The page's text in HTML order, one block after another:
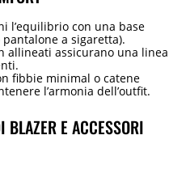
l’equilibrio con una base
a sigaretta).
allineati assicurano una linea
fibbie minimal o catene
l’armonia dell’outfit.
E ACCESSORI